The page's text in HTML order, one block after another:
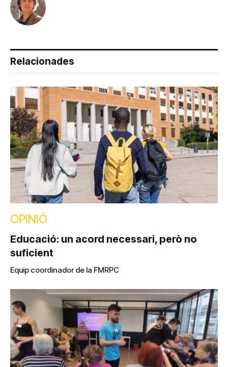
Relacionades
OPINIÓ
Educació: un acord necessari, però no
suficient
Equip coordinador de la FMRPC